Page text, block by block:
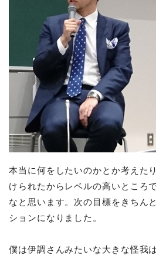
本当に何をしたいのかとか考えた
けられたからレベルの高いところ
なと思います。次の目標をきちん
ションになりました。
僕は伊調さんみたいな大きな怪我